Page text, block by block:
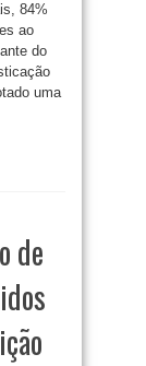
84%
ao
do
uma
de